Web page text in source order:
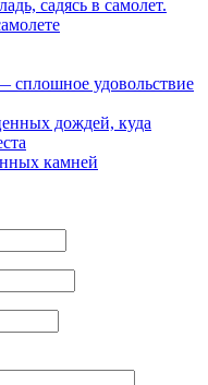
сплошное удовольствие
камней